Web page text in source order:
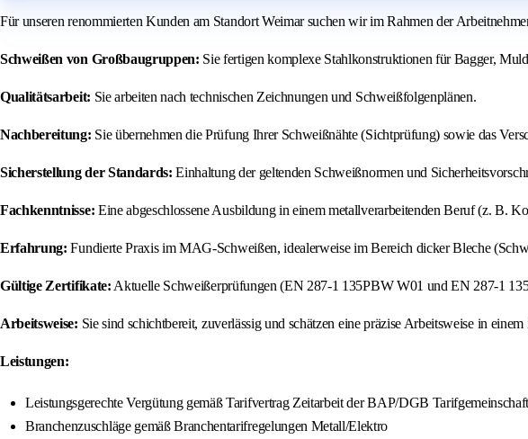
Für unseren renommierten Kunden am Standort Weimar suchen wir im Rahmen der
Schweißen von Großbaugruppen: Sie fertigen komplexe Stahlkonstruktionen für Bagger,
Qualitätsarbeit: Sie arbeiten nach technischen Zeichnungen und Schweißfolgenplänen.
Nachbereitung: Sie übernehmen die Prüfung Ihrer Schweißnähte (Sichtprüfung) sowie das
Sicherstellung der Standards: Einhaltung der geltenden Schweißnormen und
Fachkenntnisse: Eine abgeschlossene Ausbildung in einem metallverarbeitenden Beruf (z. B.
Erfahrung: Fundierte Praxis im MAG-Schweißen, idealerweise im Bereich dicker Bleche
Gültige Zertifikate: Aktuelle Schweißerprüfungen (EN 287-1 135PBW W01 und EN 287-1
Arbeitsweise: Sie sind schichtbereit, zuverlässig und schätzen eine präzise Arbeitsweise in
Leistungen:
Leistungsgerechte Vergütung gemäß Tarifvertrag Zeitarbeit der BAP/DGB Tarifgemeinschaft
Branchenzuschläge gemäß Branchentarifregelungen Metall/Elektro